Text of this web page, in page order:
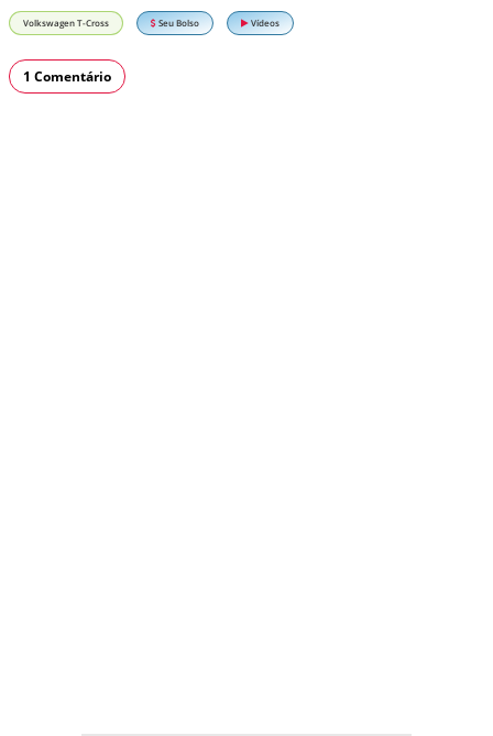
Volkswagen T-Cross Seu Bolso Vídeos
1 Comentário